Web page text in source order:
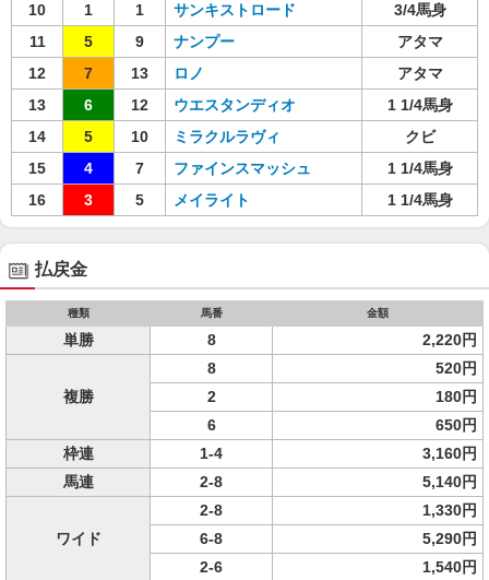
10
1 1 サンキストロード
3/4馬身
11
5 9 ナンプー
アタマ
12
7 13 ロノ
アタマ
13
6 12 ウエスタンディオ
1 1/4馬身
14
5 10 ミラクルラヴィ
クビ
15
4 7 ファインスマッシュ
1 1/4馬身
16
3 5 メイライト 1 1/4馬身
払戻金
種類 馬番 金額
単勝 8 2,220円
複勝
8
520円
2
180円
6
650円
枠連
1-4
3,160円
馬連
2-8 5,140円
ワイド
2-8
1,330円
6-8
5,290円
2-6
1,540円